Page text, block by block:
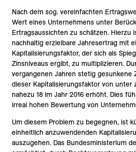
Nach dem sog. vereinfachten
Wert eines Unternehmens unter
Ertragsaussichten zu schätzen. Hierzu
nachhaltig erzielbare Jahresertrag mit
Kapitalisierungsfaktor, der sich als
Zinsniveaus ergibt, zu multiplizieren.
vergangenen Jahren stetig gesunkene
dieser Kapitalisierungsfaktor von unter
nahezu 18 im Jahr 2016 erhöht. Dies
irreal hohen Bewertung von
Um diesem Problem zu begegnen, ist
einheitlich anzuwendenden
auszugehen. Das Bundesministerium